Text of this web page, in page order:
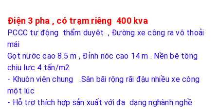
Điện 3 pha , có trạm riêng 400 kva
PCCC tự động thẩm duyệt , Đường xe công ra vô thoải
mái
Gọt nước cao 8.5 m , Đỉnh nóc cao 14 m . Nền bê tông
chịu lực 4 tấn/m2
- Khuôn viên chung .Sân bãi rộng rãi đậu nhiều xe công
một lúc
- Hỗ trợ thích hợp sản xuất với đa dạng nghành nghề